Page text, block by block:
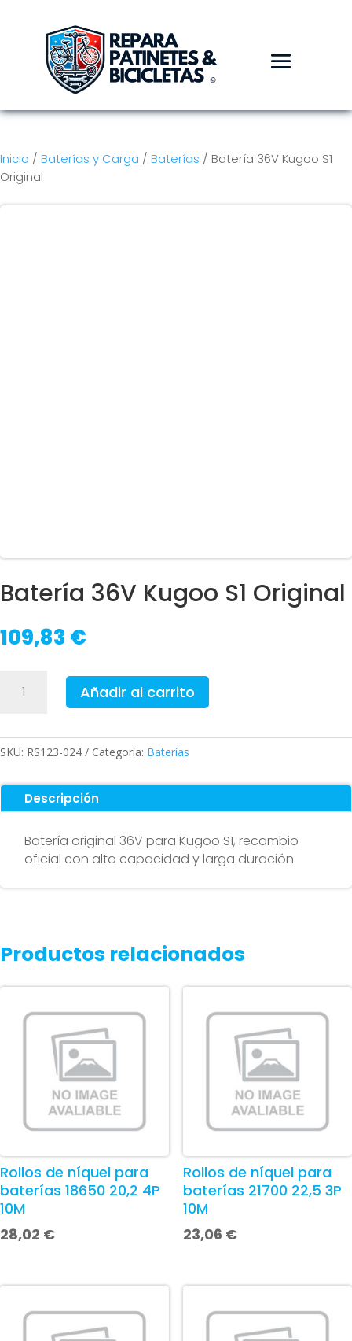
Inicio / Baterías y Carga / Baterías / Batería 36V Kugoo S1
Original
Batería 36V Kugoo S1 Original
109,83€
Original
Añadir al carrito
SKU: RS123-024 Categoría: Baterías
Descripción
Batería original 36V para Kugoo S1, recambio
oficial con alta capacidad y larga duración.
Productos relacionados
Rollos de níquel para
baterías 18650 20,2 4P
10M
28,02 €
Rollos de níquel para
baterías 21700 22,5 3P
10M
23,06 €